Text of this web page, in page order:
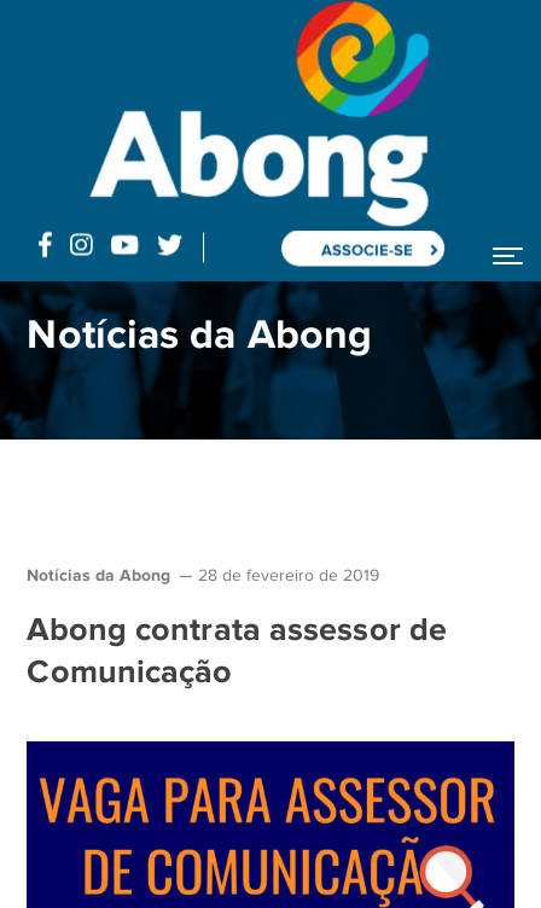
ASSOCIE-SE
Abong contrata assessor de Comunicação
Notícias da Abong
Notícias da Abong 28 de fevereiro de 2019
Abong contrata assessor de
Comunicação